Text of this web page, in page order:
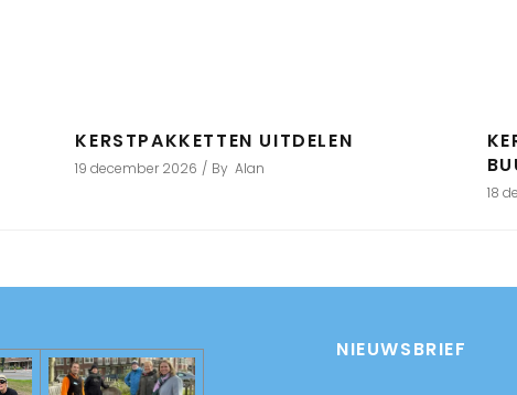
KERSTPAKKETTEN UITDELEN
19 december 2026 By Alan
18
NIEUWSBRIEF